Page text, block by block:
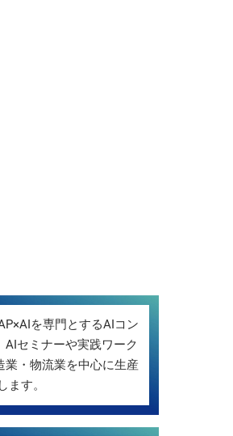
を専門とするAIコン
セミナーや実践ワーク
業・物流業を中心に生産
ます。